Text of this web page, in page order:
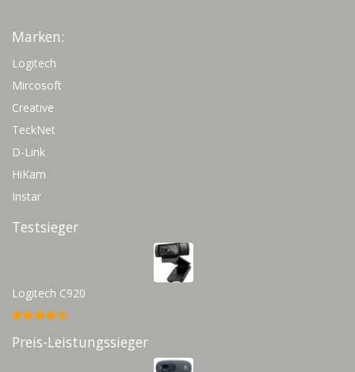
Marken:
Logitech
Mircosoft
Creative
TeckNet
D-Link
HiKam
Instar
Testsieger
Logitech C920
Preis-Leistungssieger